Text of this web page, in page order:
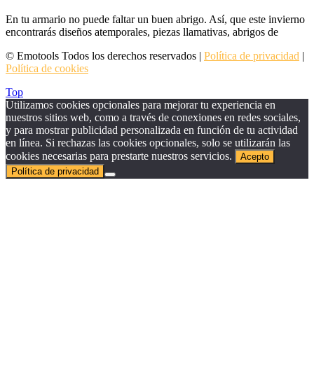
En tu armario no puede faltar un buen abrigo. Así, que este invierno
encontrarás diseños atemporales, piezas llamativas, abrigos de
© Emotools Todos los derechos reservados | Política de privacidad |
Política de cookies
Top
Utilizamos cookies opcionales para mejorar tu experiencia en
nuestros sitios web, como a través de conexiones en redes sociales,
y para mostrar publicidad personalizada en función de tu actividad
en línea. Si rechazas las cookies opcionales, solo se utilizarán las
cookies necesarias para prestarte nuestros servicios.
Acepto
Política de privacidad